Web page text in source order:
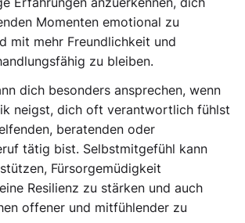
Momenten emotional zu
mit mehr Freundlichkeit und
zu bleiben.
dich besonders ansprechen, wenn
neigst, dich oft verantwortlich fühlst
beratenden oder
tätig bist. Selbstmitgefühl kann
Fürsorgemüdigkeit
Resilienz zu stärken und auch
offener und mitfühlender zu